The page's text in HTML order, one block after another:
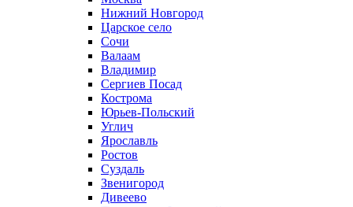
Нижний Новгород
Царское село
Сочи
Валаам
Владимир
Сергиев Посад
Кострома
Юрьев-Польский
Углич
Ярославль
Ростов
Суздаль
Звенигород
Дивеево